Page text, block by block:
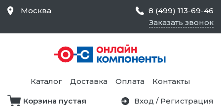
Москва
8 (499) 113-69-46
Заказать звонок
Каталог Доставка Оплата Контакты
Корзина пустая Вход / Регистрация
Средства Контроля
Статического
Электричества и
Безопасности,
Товары для Чистых